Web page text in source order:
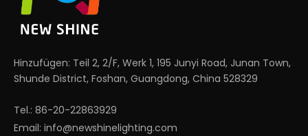
Hinzufügen: Teil 2, 2/F, Werk 1, 195 Junyi Road, Junan Town,
Shunde District, Foshan, Guangdong, China 528329
Tel.: 86-20-22863929
Email: info@newshinelighting.com